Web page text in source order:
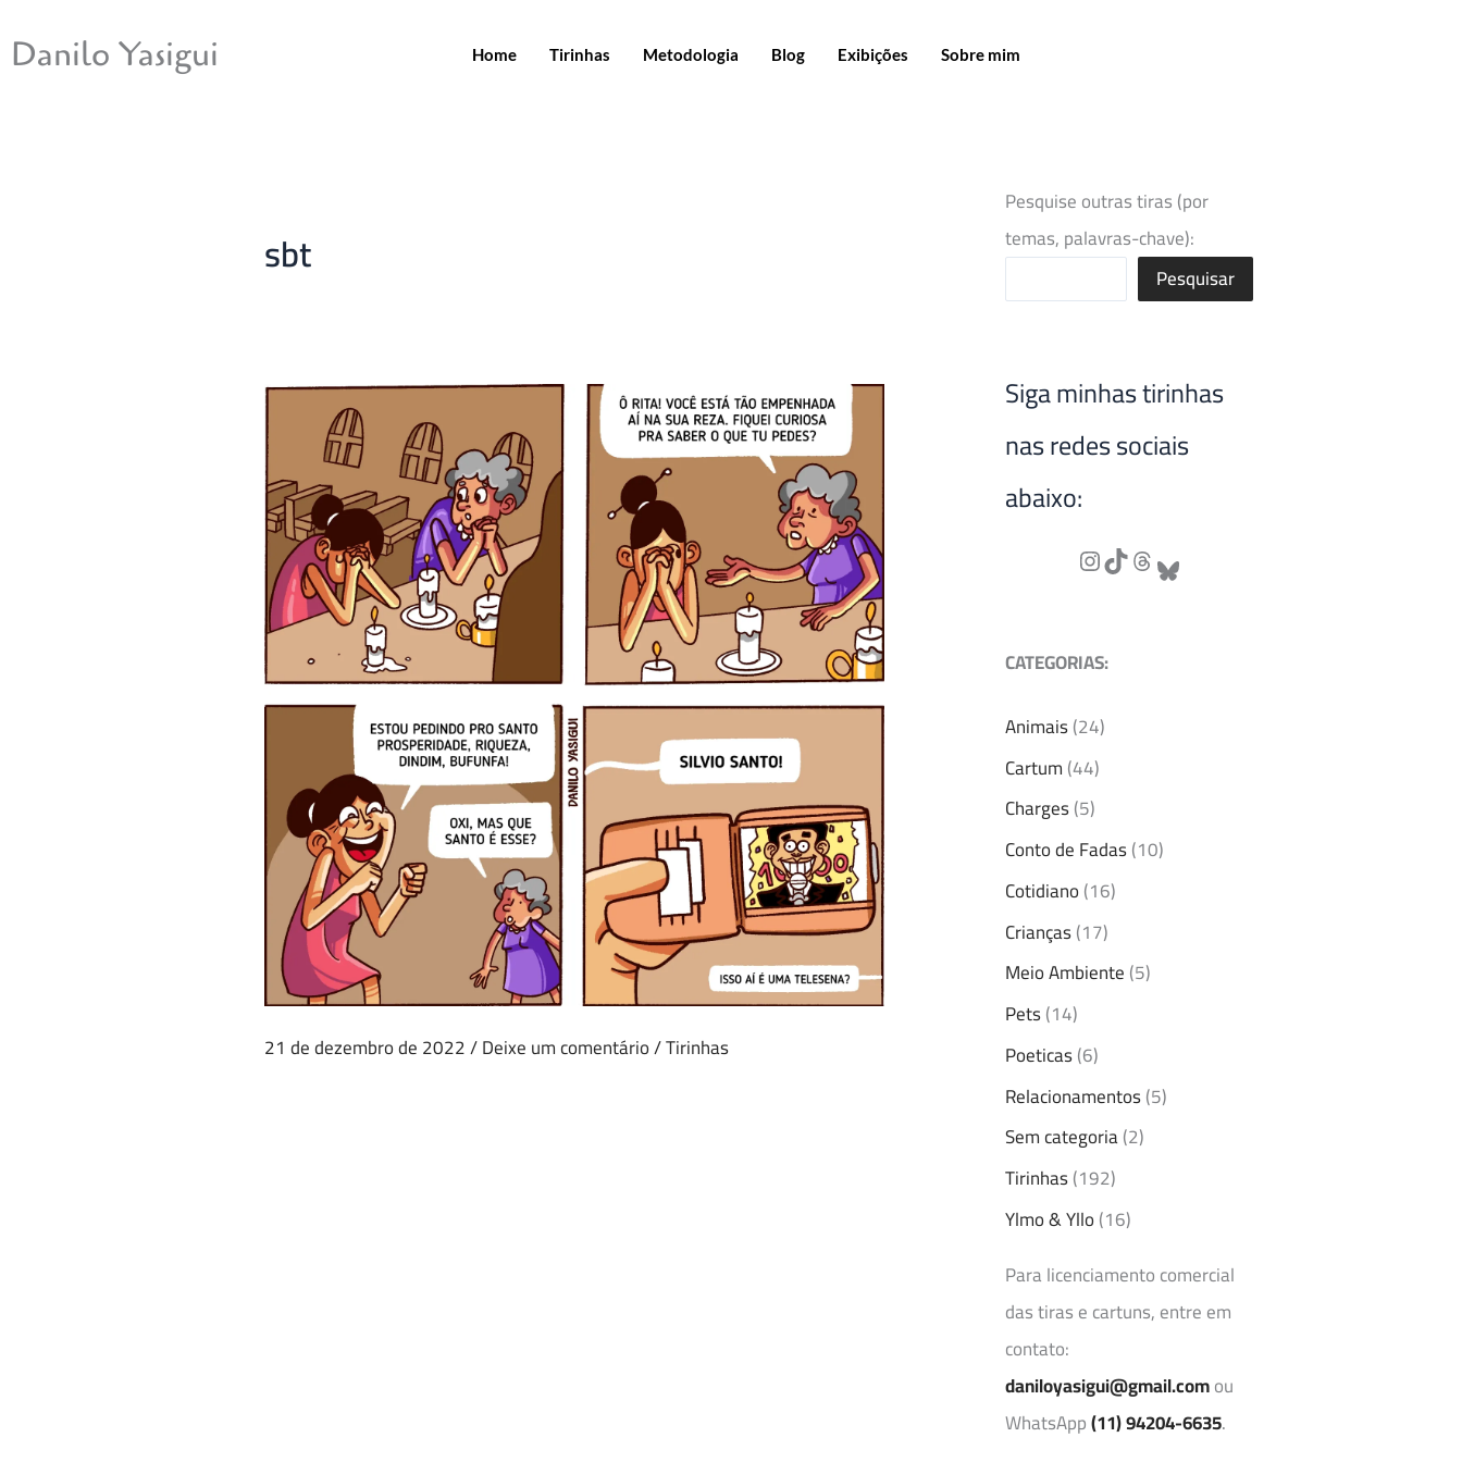
para
Danilo Yasigui Home Tirinhas Metodologia Blog Exibições Sobre mim
sbt
21 de dezembro de 2022/Deixe um comentário/Tirinhas
Pesquise outras tiras (por
temas, palavras-chave):
Pesquisar
Siga minhas tirinhas
nas redes sociais
abaixo:
CATEGORIAS:
Animais(24)
Cartum(44)
Charges(5)
Conto de Fadas(10)
Cotidiano(16)
Crianças(17)
Meio Ambiente(5)
Pets(14)
Poeticas(6)
Relacionamentos(5)
Sem categoria(2)
Tirinhas(192)
Ylmo & Yllo(16)
Para licenciamento comercial
das tiras e cartuns, entre em
contato:
daniloyasigui@gmail.comou
WhatsApp(11) 94204-6635.